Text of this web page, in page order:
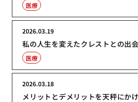
医療
私の人生を変えたクレストとの出
2026.03.19
医療
メリットとデメリットを天秤にか
2026.03.18